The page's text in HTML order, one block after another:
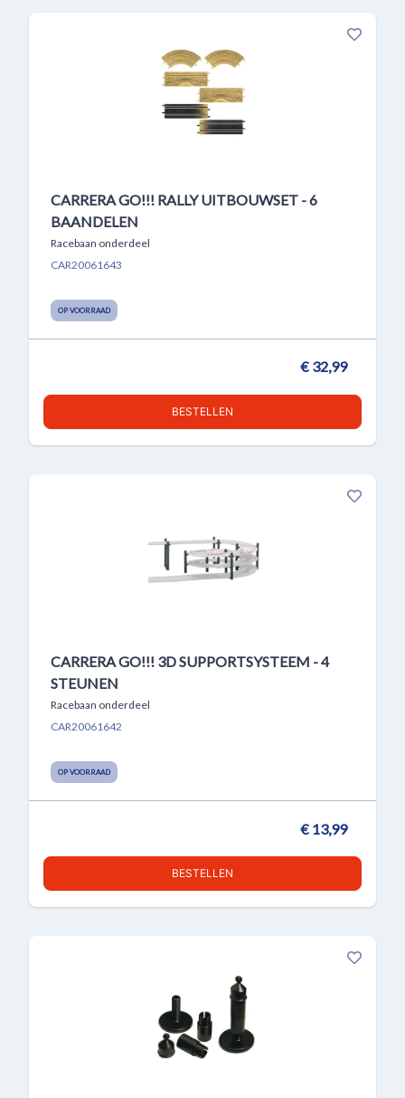
CARRERA GO!!! RALLY UITBOUWSET - 6
BAANDELEN
Racebaan onderdeel
CAR20061643
OP VOORRAAD
€ 32,99
BESTELLEN
CARRERA GO!!! 3D SUPPORTSYSTEEM - 4
STEUNEN
Racebaan onderdeel
CAR20061642
OP VOORRAAD
€ 13,99
BESTELLEN